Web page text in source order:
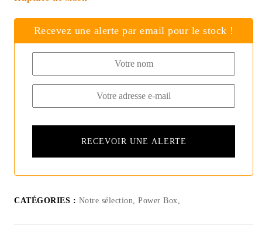
Recevez une alerte par email pour le stock !
CATÉGORIES : Notre sélection, Power Box,